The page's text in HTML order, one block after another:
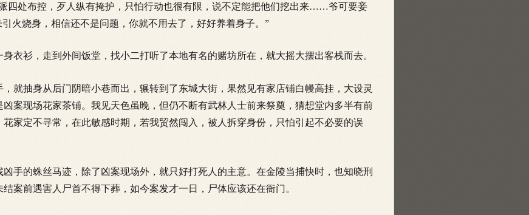
处布控，歹人纵有掩护，只怕行动也很有限，说不定能把他们挖出来……爷可要妾
火烧身，相信还不是问题，你就不用去了，好好养着身子。”
衫，走到外间饭堂，找小二打听了本地有名的赌坊所在，就大摇大摆出客栈而去。
抽身从后门阴暗小巷而出，辗转到了东城大街，果然见有家店铺白幔高挂，大设灵
案现场花家茶铺。我见天色虽晚，但仍不断有武林人士前来祭奠，猜想堂内多半有前
花家定不寻常，在此敏感时期，若我贸然闯入，被人拆穿身份，只怕引起不必要的误
的蛛丝马迹，除了凶案现场外，就只好打死人的主意。在金陵当捕快时，也知晓刑
案前遇害人尸首不得下葬，如今案发才一日，尸体应该还在衙门。